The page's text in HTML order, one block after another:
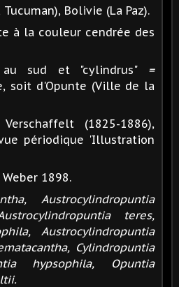
Bolivie (La Paz).
à la couleur cendrée des
sud et "cylindrus" =
soit d'Opunte (Ville de la
(1825-1886),
périodique 'Illustration
Weber 1898.
Austrocylindropuntia
teres,
Austrocylindropuntia
Cylindropuntia
hypsophila, Opuntia